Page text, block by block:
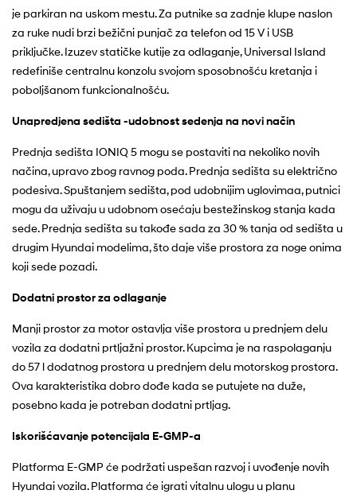
je parkiran na uskom mestu. Za putnike sa zadnje klupe naslon
za ruke nudi brzi bežični punjač za telefon od 15 V i USB
priključke. Izuzev statičke kutije za odlaganje, Universal Island
redefiniše centralnu konzolu svojom sposobnošću kretanja i
poboljšanom funkcionalnošću.
Unapredjena sedišta -udobnost sedenja na novi način
Prednja sedišta IONIQ 5 mogu se postaviti na nekoliko novih
načina, upravo zbog ravnog poda. Prednja sedišta su električno
podesiva. Spuštanjem sedišta, pod udobnijim uglovimaa, putnici
mogu da uživaju u udobnom osećaju bestežinskog stanja kada
sede. Prednja sedišta su takođe sada za 30 % tanja od sedišta u
drugim Hyundai modelima, što daje više prostora za noge onima
koji sede pozadi.
Dodatni prostor za odlaganje
Manji prostor za motor ostavlja više prostora u prednjem delu
vozila za dodatni prtljažni prostor. Kupcima je na raspolaganju
do 57 l dodatnog prostora u prednjem delu motorskog prostora.
Ova karakteristika dobro dođe kada se putujete na duže,
posebno kada je potreban dodatni prtljag.
Iskorišćavanje potencijala E-GMP-a
Platforma E-GMP će podržati uspešan razvoj i uvođenje novih
Hyundai vozila. Platforma će igrati vitalnu ulogu u planu